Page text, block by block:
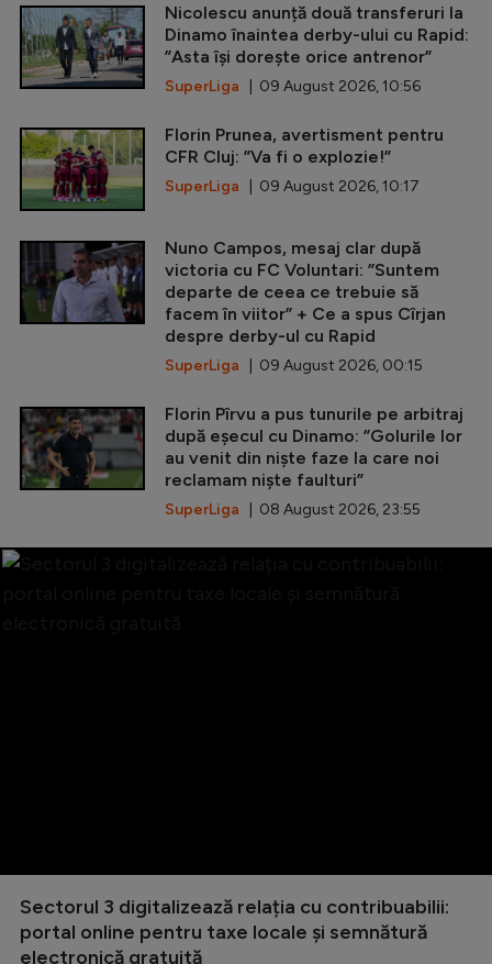
Nicolescu anunță două transferuri la
Dinamo înaintea derby-ului cu Rapid:
”Asta își dorește orice antrenor”
SuperLiga | 09 August 2026, 10:56
Florin Prunea, avertisment pentru
CFR Cluj: ”Va fi o explozie!”
SuperLiga | 09 August 2026, 10:17
Nuno Campos, mesaj clar după
victoria cu FC Voluntari: ”Suntem
departe de ceea ce trebuie să
facem în viitor” + Ce a spus Cîrjan
despre derby-ul cu Rapid
SuperLiga | 09 August 2026, 00:15
Florin Pîrvu a pus tunurile pe arbitraj
după eșecul cu Dinamo: ”Golurile lor
au venit din niște faze la care noi
reclamam niște faulturi”
SuperLiga | 08 August 2026, 23:55
Sectorul 3 digitalizează relația cu contribuabilii:
portal online pentru taxe locale și semnătură
electronică gratuită